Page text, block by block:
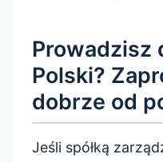
Prowadzisz
Polski?
dobrze od
Jeśli spółką